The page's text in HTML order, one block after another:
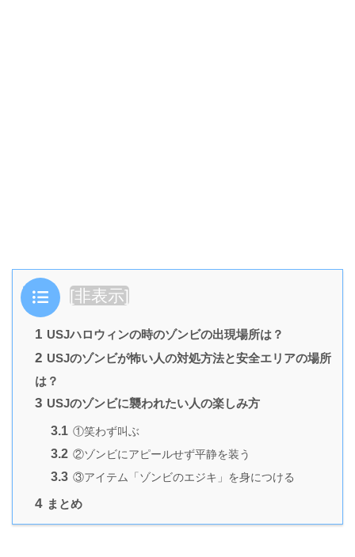
目次 [非表示]
1 USJハロウィンの時のゾンビの出現場所は？
2 USJのゾンビが怖い人の対処方法と安全エリアの場所
は？
3 USJのゾンビに襲われたい人の楽しみ方
3.1 ①笑わず叫ぶ
3.2 ②ゾンビにアピールせず平静を装う
3.3 ③アイテム「ゾンビのエジキ」を身につける
4 まとめ